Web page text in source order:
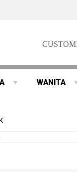
WANITA